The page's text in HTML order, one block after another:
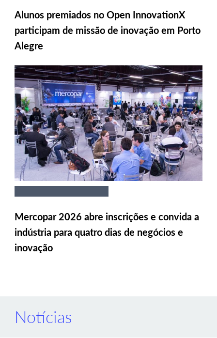
Alunos premiados no Open InnovationX
participam de missão de inovação em Porto
Alegre
Mercopar 2026 abre inscrições e convida a
indústria para quatro dias de negócios e
inovação
Notícias